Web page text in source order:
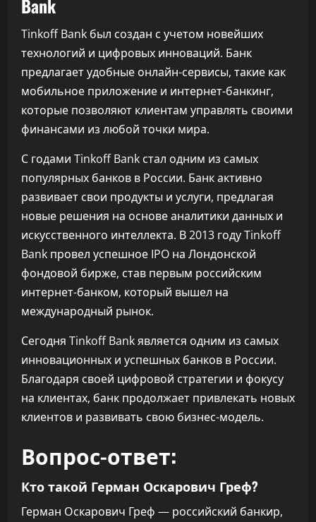
Bank
Tinkoff Bank был создан с учетом новейших
технологий и цифровых инноваций. Банк
предлагает удобные онлайн-сервисы, такие как
мобильное приложение и интернет-банкинг,
которые позволяют клиентам управлять своими
финансами из любой точки мира.
С годами Tinkoff Bank стал одним из самых
популярных банков в России. Банк активно
развивает свои продукты и услуги, предлагая
новые решения на основе аналитики данных и
искусственного интеллекта. В 2013 году Tinkoff
Bank провел успешное IPO на Лондонской
фондовой бирже, став первым российским
интернет-банком, который вышел на
международный рынок.
Сегодня Tinkoff Bank является одним из самых
инновационных и успешных банков в России.
Благодаря своей цифровой стратегии и фокусу
на клиентах, банк продолжает привлекать новых
клиентов и развивать свою бизнес-модель.
Вопрос-ответ:
Кто такой Герман Оскарович Греф?
Герман Оскарович Греф — российский банкир,